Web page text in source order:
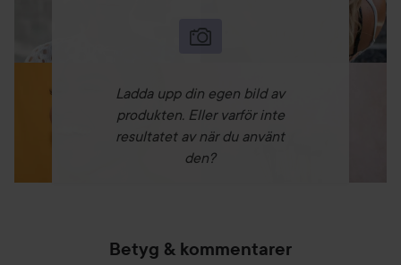
Ladda upp din egen bild av
produkten. Eller varför inte
resultatet av när du använt
den?
Betyg & kommentarer